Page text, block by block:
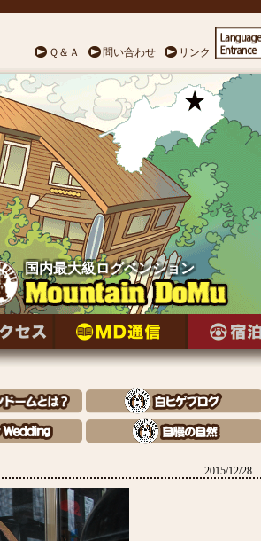
Ｑ＆Ａ 問い合わせ リンク
国内最大級ログペンション
国内最大級ログペンション
国内最大級ログペンション
国内最大級ログペンション
国内最大級ログペンション
国内最大級ログペンション
国内最大級ログペンション
国内最大級ログペンション
国内最大級ログペンション
国内最大級ログペンション
国内最大級ログペンション
国内最大級ログペンション
国内最大級ログペンション
国内最大級ログペンション
国内最大級ログペンション
国内最大級ログペンション
国内最大級ログペンション
国内最大級ログペンション
国内最大級ログペンション
国内最大級ログペンション
国内最大級ログペンション
国内最大級ログペンション
国内最大級ログペンション
国内最大級ログペンション
国内最大級ログペンション
2015/12/28